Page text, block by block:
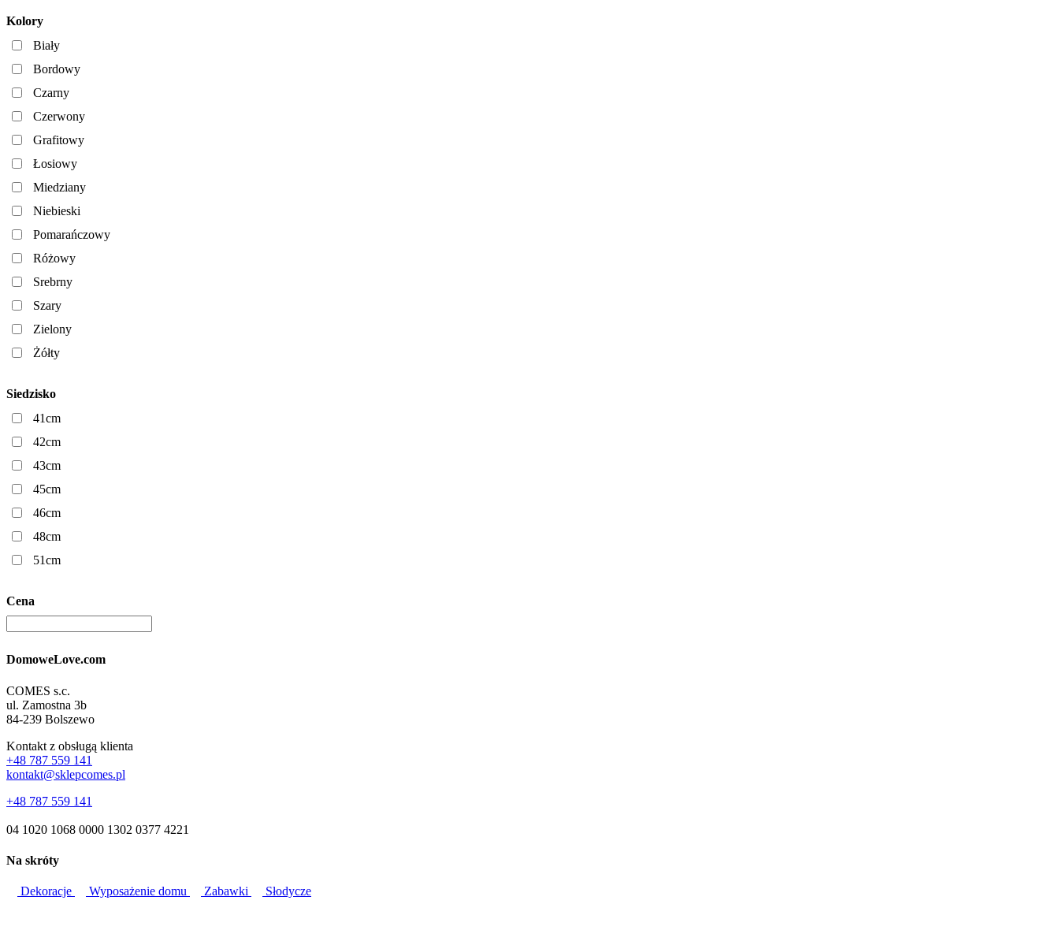
Kolory
Biały
Bordowy
Czarny
Czerwony
Grafitowy
Łosiowy
Miedziany
Niebieski
Pomarańczowy
Różowy
Srebrny
Szary
Zielony
Żółty
Siedzisko
41cm
42cm
43cm
45cm
46cm
48cm
51cm
Cena
DomoweLove.com
COMES s.c.
ul. Zamostna 3b
84-239 Bolszewo
Kontakt z obsługą klienta
+48 787 559 141
kontakt@sklepcomes.pl
+48 787 559 141
04 1020 1068 0000 1302 0377 4221
Na skróty
Dekoracje Wyposażenie domu Zabawki Słodycze